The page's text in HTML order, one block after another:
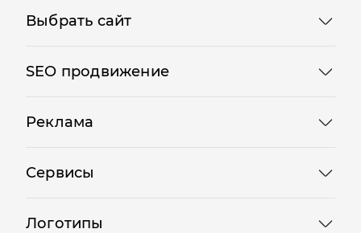
Выбрать сайт
SEO продвижение
Реклама
Сервисы
Логотипы